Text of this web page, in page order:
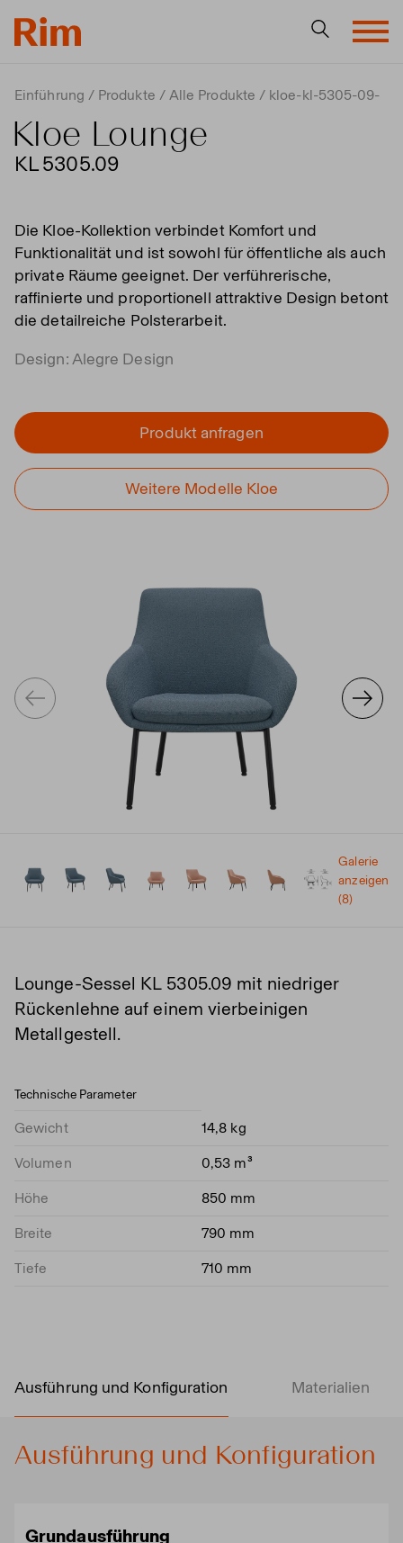
Einführung Produkte Alle Produkte kloe-kl-5305-09-
Kloe Lounge
KL 5305.09
Die Kloe-Kollektion verbindet Komfort und
Funktionalität und ist sowohl für öffentliche als auch
private Räume geeignet. Der verführerische,
raffinierte und proportionell attraktive Design betont
die detailreiche Polsterarbeit.
Design: Alegre Design
Produkt anfragen
Weitere Modelle Kloe
Galerie
anzeigen
(8)
Lounge-Sessel KL 5305.09 mit niedriger
Rückenlehne auf einem vierbeinigen
Metallgestell.
Technische Parameter
Gewicht 14,8 kg
Volumen 0,53 m³
Höhe 850 mm
Breite 790 mm
Tiefe 710 mm
Ausführung und Konfiguration Materialien
Ausführung und Konfiguration
Grundausführung